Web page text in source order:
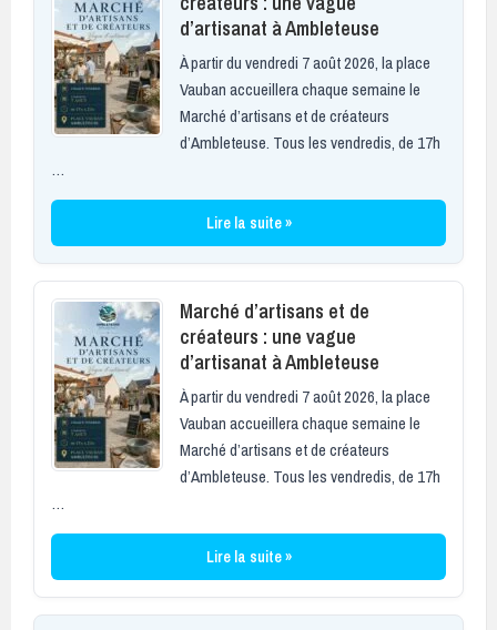
d’artisanat à Ambleteuse
À partir du vendredi 7 août 2026, la place
Vauban accueillera chaque semaine le
Marché d’artisans et de créateurs
d’Ambleteuse. Tous les vendredis, de 17h
…
Lire la suite »
Marché d’artisans et de
créateurs : une vague
d’artisanat à Ambleteuse
À partir du vendredi 7 août 2026, la place
Vauban accueillera chaque semaine le
Marché d’artisans et de créateurs
d’Ambleteuse. Tous les vendredis, de 17h
…
Lire la suite »